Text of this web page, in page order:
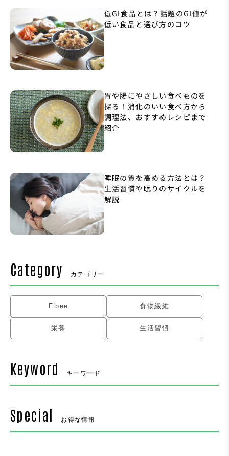
低GI食品とは？話題のGI値が
低い食品と選び方のコツ
胃や腸にやさしい食べものを
探る！消化のいい食べ方から
調理法、おすすめレシピまで
紹介
睡眠の質を高める方法とは？
生活習慣や眠りのサイクルを
解説
Category カテゴリー
Fibee 食物繊維
栄養 生活習慣
Keyword キーワード
Special お得な情報